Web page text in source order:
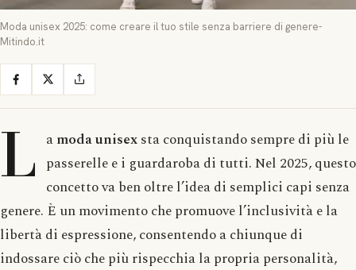
Moda unisex 2025: come creare il tuo stile senza barriere di genere-
Mitindo.it
L amoda unisexsta conquistando sempre di più le
passerelle e i guardaroba di tutti. Nel 2025, questo
concetto va ben oltre l’idea di semplici capi senza
genere. È un movimento che promuove l’inclusività e la
libertà di espressione, consentendo a chiunque di
indossare ciò che più rispecchia la propria personalità,